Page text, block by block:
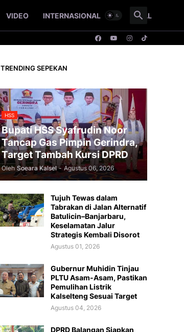
VIDEO INTERNASIONAL NASIONAL
TRENDING SEPEKAN
HSS
Bupati HSS Syafrudin Noor
Tancap Gas Pimpin Gerindra,
Target Tambah Kursi DPRD
Oleh Soeara Kalsel - Agustus 06, 2026
Tujuh Tewas dalam
Tabrakan di Jalan Alternatif
Batulicin–Banjarbaru,
Keselamatan Jalur
Strategis Kembali Disorot
Agustus 01, 2026
Gubernur Muhidin Tinjau
PLTU Asam-Asam, Pastikan
Pemulihan Listrik
Kalselteng Sesuai Target
Agustus 04, 2026
DPRD Balangan Siapkan